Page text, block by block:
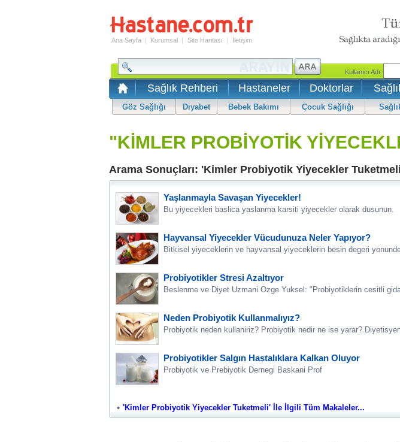
Ana Sayfa | Kurumsal | Site Haritası | İletişim
Sağlık Rehberi Hastaneler Doktorlar
Göz Sağlığı Diyabet Bebek Bakımı Çocuk Sağlığı
"KİMLER PROBİYOTİK
Arama Sonuçları: 'Kimler Probiyotik Yiyecekler
Yaşlanmayla Savaşan Yiyecekler!
Bu yiyecekleri baslica yaslanma karsiti yiyecekler olarak dusunun.
Hayvansal Yiyecekler Vücudunuza Neler Yapıyor?
Bitkisel yiyeceklerin ve hayvansal yiyeceklerin besin degeri
Probiyotikler Stresi Azaltıyor
Beslenme ve Diyet Uzmani Ozge Yuksel: "Probiyotiklerin cesitli
Neden Probiyotik Kullanmalıyız?
Probiyotik neden kullaniriz? Probiyotik nedir ne ise yarar?
Probiyotikler Salgın Hastalıklara Kalkan Oluyor
Probiyotik ve Prebiyotik Dernegi Baskani Prof
'Kimler Probiyotik Yiyecekler Tuketmeli' İle İlgili Tüm Makaleler...